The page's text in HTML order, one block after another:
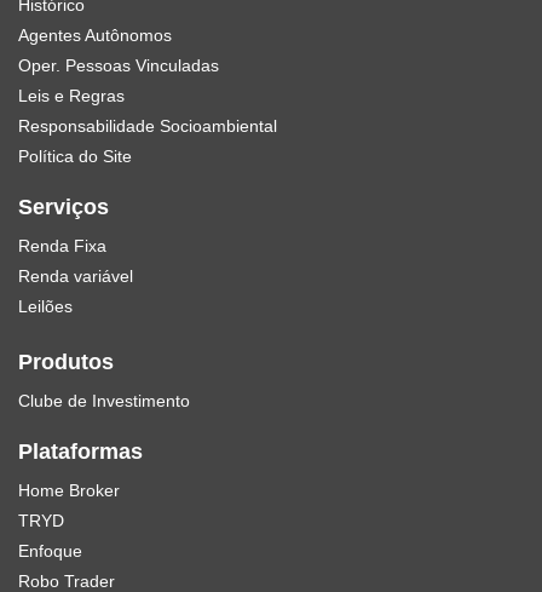
Histórico
Agentes Autônomos
Oper. Pessoas Vinculadas
Leis e Regras
Responsabilidade Socioambiental
Política do Site
Serviços
Renda Fixa
Renda variável
Leilões
Produtos
Clube de Investimento
Plataformas
Home Broker
TRYD
Enfoque
Robo Trader